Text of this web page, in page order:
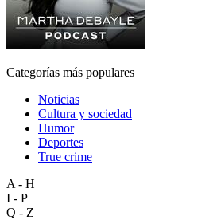
Categorías más populares
Noticias
Cultura y sociedad
Humor
Deportes
True crime
A - H
I - P
Q - Z